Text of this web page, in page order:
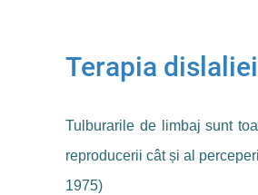
Terapia dislaliei
Tulburarile de limbaj sunt
reproducerii cât și al
1975)